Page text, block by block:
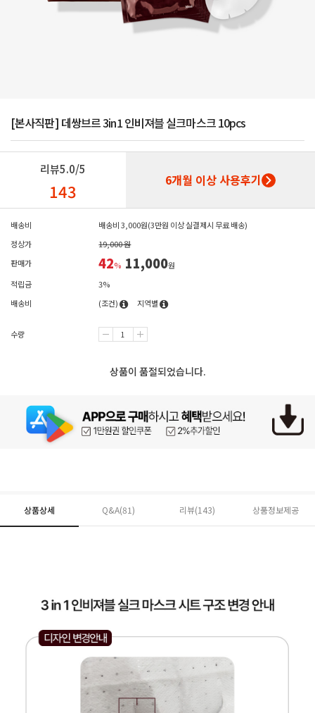
[본사직판] 데쌍브르 3in1 인비져블 실크마스크 10pcs
리뷰5.0/5
143 6개월 이상 사용후기
배송비
배송비 3,000원(3만원 이상 실결제시 무료 배송)
정상가
19,000 원
판매가
42% 11,000원
적립금
3%
배송비
(조건) 지역별
수량
상품이 품절되었습니다.
상품상세 Q&A(81) 리뷰(143) 상품정보제공